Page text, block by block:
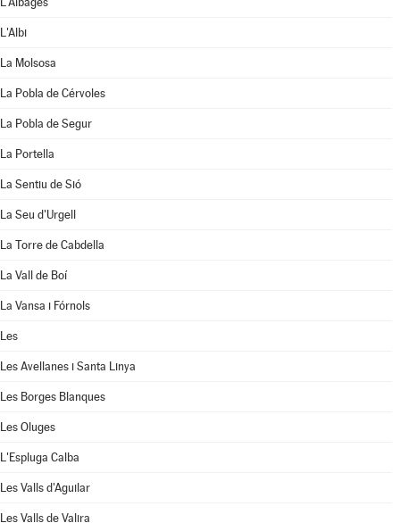
L'Albi
La Molsosa
La Pobla de Cérvoles
La Pobla de Segur
La Portella
La Sentiu de Sió
La Seu d'Urgell
La Torre de Cabdella
La Vall de Boí
La Vansa i Fórnols
Les
Les Avellanes i Santa Linya
Les Borges Blanques
Les Oluges
L'Espluga Calba
Les Valls d'Aguilar
Les Valls de Valira